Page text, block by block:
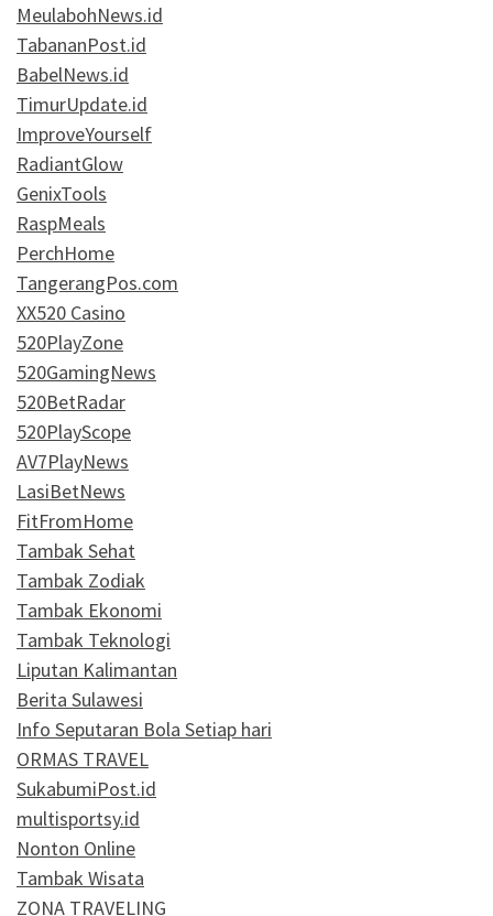
MeulabohNews.id
TabananPost.id
BabelNews.id
TimurUpdate.id
ImproveYourself
RadiantGlow
GenixTools
RaspMeals
PerchHome
TangerangPos.com
XX520 Casino
520PlayZone
520GamingNews
520BetRadar
520PlayScope
AV7PlayNews
LasiBetNews
FitFromHome
Tambak Sehat
Tambak Zodiak
Tambak Ekonomi
Tambak Teknologi
Liputan Kalimantan
Berita Sulawesi
Info Seputaran Bola Setiap hari
ORMAS TRAVEL
SukabumiPost.id
multisportsy.id
Nonton Online
Tambak Wisata
ZONA TRAVELING